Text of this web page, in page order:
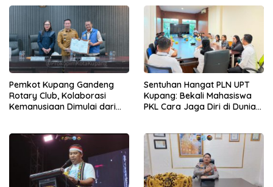
Pemkot Kupang Gandeng
Rotary Club, Kolaborasi
Kemanusiaan Dimulai dari
Sentuhan Hangat PLN UPT
Kupang: Bekali Mahasiswa
PKL Cara Jaga Diri di Dunia